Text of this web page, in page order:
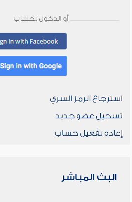
أو الدخول بحساب
استرجاع الرمز السري
تسجيل عضو جديد
إعادة تفعيل حساب
البث المباشر